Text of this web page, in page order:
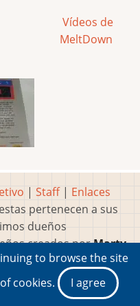
Vídeos de
MeltDown
| Staff| Enlaces
pertenecen a sus
dueños
creados porMarty
Videojuego®
to browse the site
cookies.
I agree